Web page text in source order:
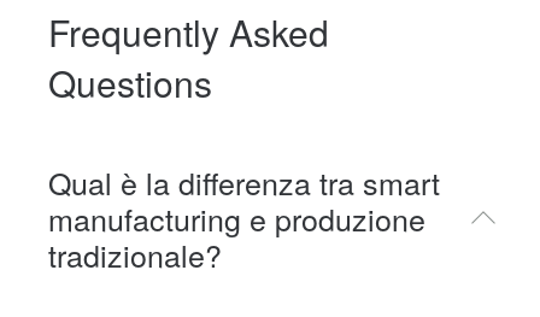
Frequently Asked
Questions
Qual è la differenza tra smart
manufacturing e produzione
tradizionale?